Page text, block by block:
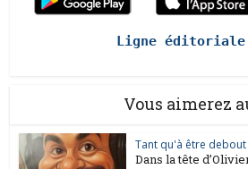
Ligne éditoriale
Vous aimerez
Tant qu'à être debout
Dans la tête